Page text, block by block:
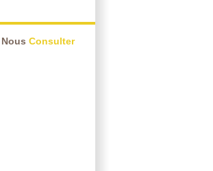
Nous Consulter